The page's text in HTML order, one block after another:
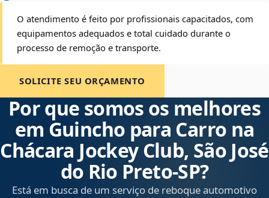
O atendimento é feito por profissionais capacitados, com
equipamentos adequados e total cuidado durante o
processo de remoção e transporte.
SOLICITE SEU ORÇAMENTO
Por que somos os melhores
em Guincho para Carro na
Chácara Jockey Club, São José
do Rio Preto‑SP?
Está em busca de um serviço de reboque automotivo